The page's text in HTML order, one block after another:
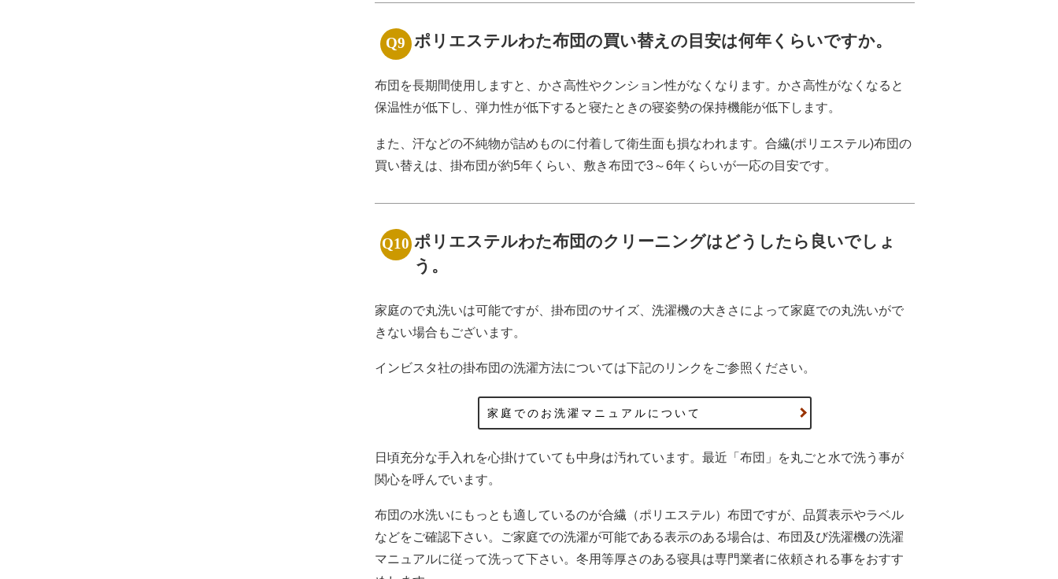
ポリエステルわた布団の買い替えの目安は何年くらいですか。
布団を長期間使用しますと、かさ高性やクンション性がなくなります。かさ高性がなくなると
保温性が低下し、弾力性が低下すると寝たときの寝姿勢の保持機能が低下します。
また、汗などの不純物が詰めものに付着して衛生面も損なわれます。合繊(ポリエステル)布団の
買い替えは、掛布団が約5年くらい、敷き布団で3～6年くらいが一応の目安です。
ポリエステルわた布団のクリーニングはどうしたら良いでしょ
う。
家庭ので丸洗いは可能ですが、掛布団のサイズ、洗濯機の大きさによって家庭での丸洗いがで
きない場合もございます。
インビスタ社の掛布団の洗濯方法については下記のリンクをご参照ください。
家庭でのお洗濯マニュアルについて
日頃充分な手入れを心掛けていても中身は汚れています。最近「布団」を丸ごと水で洗う事が
関心を呼んでいます。
布団の水洗いにもっとも適しているのが合繊（ポリエステル）布団ですが、品質表示やラベル
などをご確認下さい。ご家庭での洗濯が可能である表示のある場合は、布団及び洗濯機の洗濯
マニュアルに従って洗って下さい。冬用等厚さのある寝具は専門業者に依頼される事をおすす